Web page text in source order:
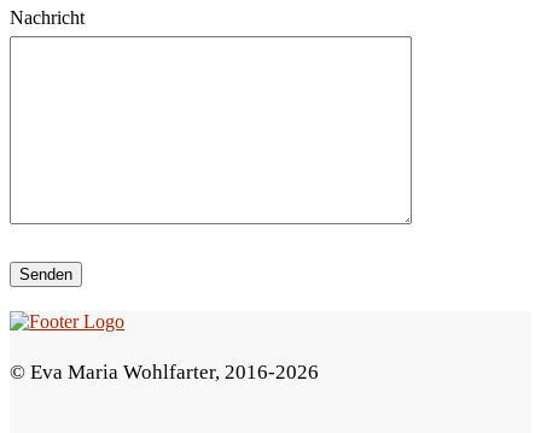
s
e
s
e
l
Nachricht
© Eva Maria Wohlfarter, 2016-2026